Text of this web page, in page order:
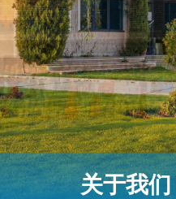
关于我们